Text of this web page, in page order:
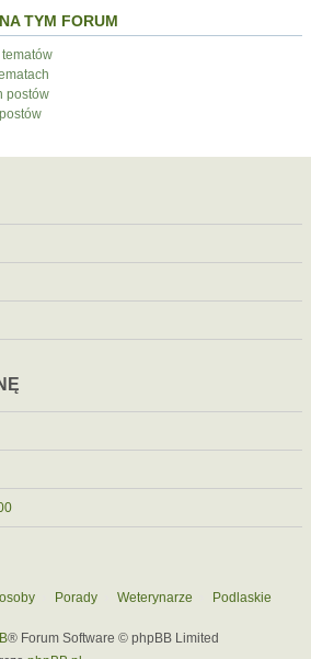
TYM FORUM
postów
Porady Weterynarze Podlaskie
® Forum Software © phpBB Limited